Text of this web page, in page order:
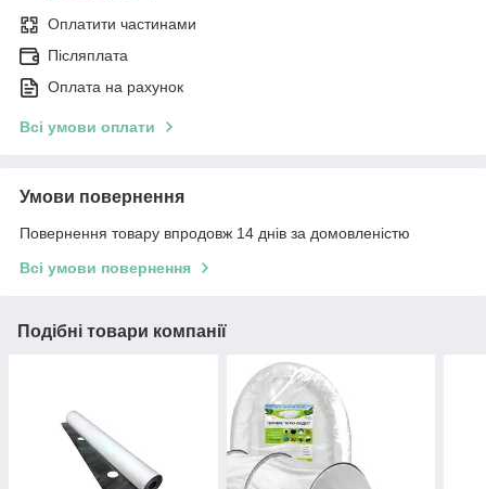
Оплатити частинами
Післяплата
Оплата на рахунок
Всі умови оплати
Умови повернення
Повернення товару впродовж 14 днів за домовленістю
Всі умови повернення
Подібні товари компанії